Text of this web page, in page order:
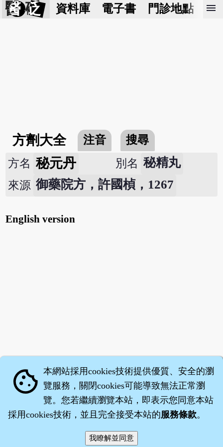
醫 砭 資料庫 電子書 門診地點 預
menu
方劑大全 注音
搜尋
方名 秘元丹 別名 秘精丸
來源 御藥院方，許國楨，1267
English version
‧沈藥子©2008～2026
cookie 本網站採用cookies技術提供優質、安全的瀏
覽服務，關閉cookies可能導致無法正常瀏
覽。您若繼續瀏覽本站，即表示您同意本站
採用cookies技術，並且完全接受本站的服務條款。